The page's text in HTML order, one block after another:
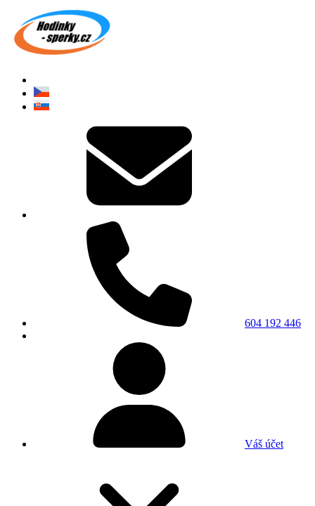
604 192 446
Váš účet